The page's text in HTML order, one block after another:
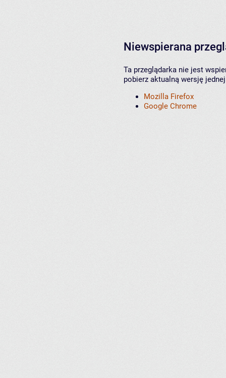
Niewspierana
Ta przeglądarka nie jest
pobierz aktualną wersję
Mozilla Firefox
Google Chrome